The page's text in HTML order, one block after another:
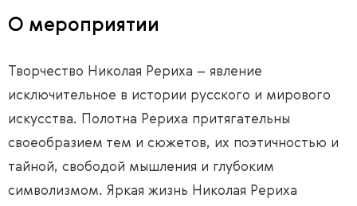
О мероприятии
Творчество Николая Рериха – явление
исключительное в истории русского и мирового
искусства. Полотна Рериха притягательны
своеобразием тем и сюжетов, их поэтичностью и
тайной, свободой мышления и глубоким
символизмом. Яркая жизнь Николая Рериха